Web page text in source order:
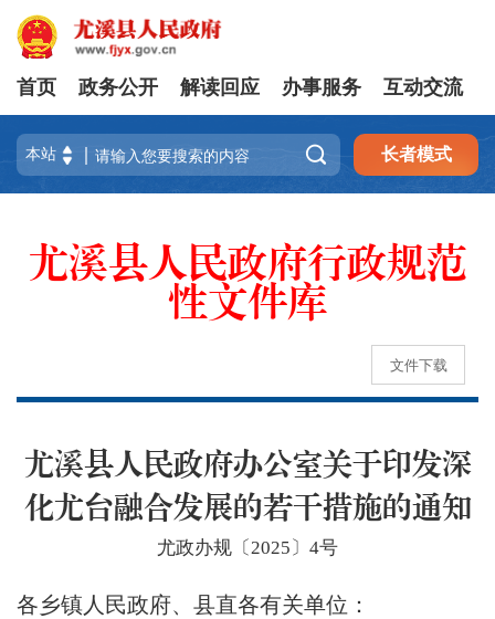
首页 政务公开 解读回应 办事服务 互动交流
 长者模式
尤溪县人民政府行政规范
性文件库
文件下载
尤溪县人民政府办公室关于印发深
化尤台融合发展的若干措施的通知
尤政办规〔2025〕4号
各乡镇人民政府、县直各有关单位：